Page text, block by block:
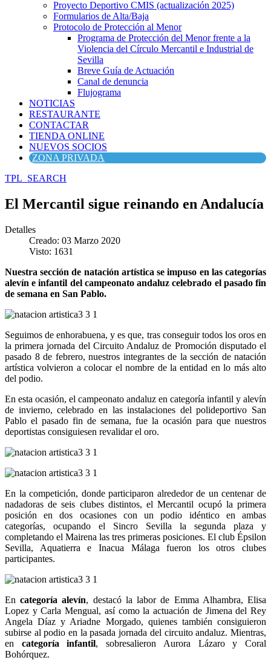
Proyecto Deportivo CMIS (actualización 2025)
Formularios de Alta/Baja
Protocolo de Protección al Menor
Programa de Protección del Menor frente a la
Violencia del Círculo Mercantil e Industrial de
Sevilla
Breve Guía de Actuación
Canal de denuncia
Flujograma
NOTICIAS
RESTAURANTE
CONTACTAR
TIENDA ONLINE
NUEVOS SOCIOS
ZONA PRIVADA
TPL_SEARCH
El Mercantil sigue reinando en Andalucía
Detalles
Creado: 03 Marzo 2020
Visto: 1631
Nuestra sección de natación artística se impuso en las categorías
alevín e infantil del campeonato andaluz celebrado el pasado fin
de semana en San Pablo.
Seguimos de enhorabuena, y es que, tras conseguir todos los oros en
la primera jornada del Circuito Andaluz de Promoción disputado el
pasado 8 de febrero, nuestros integrantes de la sección de natación
artística volvieron a colocar el nombre de la entidad en lo más alto
del podio.
En esta ocasión, el campeonato andaluz en categoría infantil y alevín
de invierno, celebrado en las instalaciones del polideportivo San
Pablo el pasado fin de semana, fue la ocasión para que nuestros
deportistas consiguiesen revalidar el oro.
En la competición, donde participaron alrededor de un centenar de
nadadoras de seis clubes distintos, el Mercantil ocupó la primera
posición en dos ocasiones con un podio idéntico en ambas
categorías, ocupando el Sincro Sevilla la segunda plaza y
completando el Mairena las tres primeras posiciones. El club Épsilon
Sevilla, Aquatierra e Inacua Málaga fueron los otros clubes
participantes.
Encategoría alevín, destacó la labor de Emma Alhambra, Elisa
Lopez y Carla Mengual, así como la actuación de Jimena del Rey
Angela Díaz y Ariadne Morgado, quienes también consiguieron
subirse al podio en la pasada jornada del circuito andaluz. Mientras,
en categoría infantil, sobresalieron Aurora Lázaro y Coral
Bohórquez.